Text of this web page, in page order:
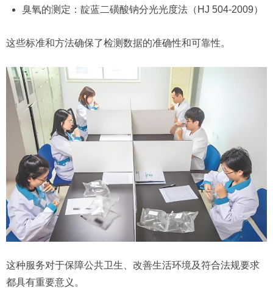
臭氧的测定：靛蓝二磺酸钠分光光度法（HJ 504-2009）
这些标准和方法确保了检测数据的准确性和可靠性。
这种服务对于保障公共卫生、改善生活环境及符合法规要求
都具有重要意义。